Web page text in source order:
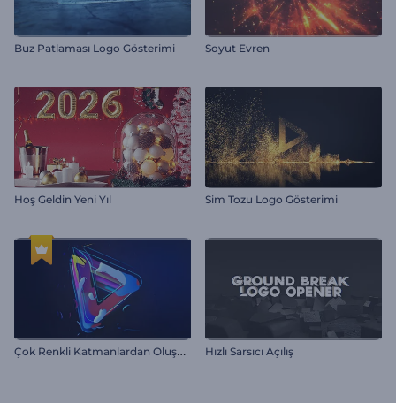
Buz Patlaması Logo Gösterimi Soyut Evren
Hoş Geldin Yeni Yıl Sim Tozu Logo Gösterimi
Ç
ok Renkli Katmanlardan Oluşan Logo Hızlı Sarsıcı Açılış